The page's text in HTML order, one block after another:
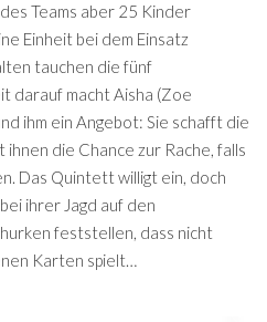
Teams aber 25 Kinder
Einheit bei dem Einsatz
tauchen die fünf
darauf macht Aisha (Zoe
ihm ein Angebot: Sie schafft die
ihnen die Chance zur Rache, falls
Das Quintett willigt ein, doch
ihrer Jagd auf den
feststellen, dass nicht
Karten spielt…